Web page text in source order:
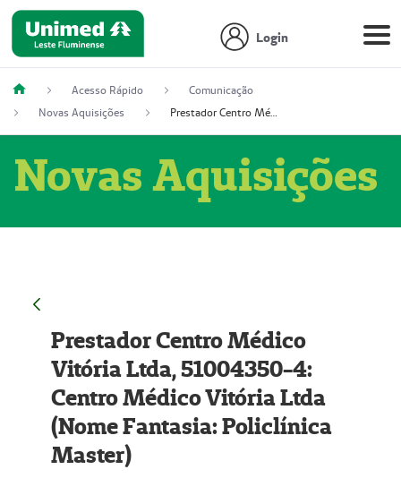
Login
Acesso Rápido
Comunicação
Novas Aquisições
Prestador Centro Médico Vitória Ltda, 51004350-4: Centro Médico Vitória Ltda (Nome Fantasia: Policlínica Master)
Novas Aquisições
Prestador Centro Médico
Vitória Ltda, 51004350-4:
Centro Médico Vitória Ltda
(Nome Fantasia: Policlínica
Master)